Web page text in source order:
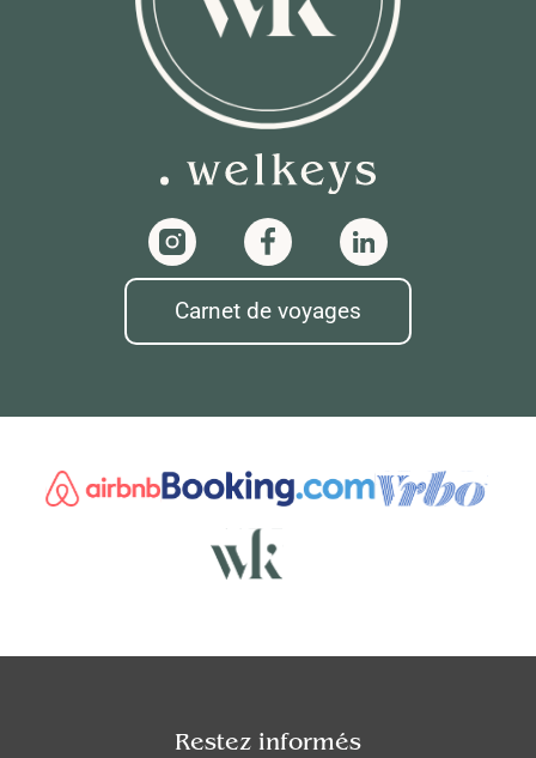
Carnet de voyages
Restez informés